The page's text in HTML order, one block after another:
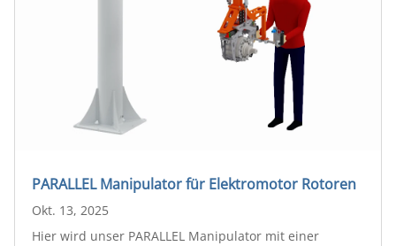
PARALLEL Manipulator für Elektromotor Rotoren
Okt. 13, 2025
Hier wird unser PARALLEL Manipulator mit einer